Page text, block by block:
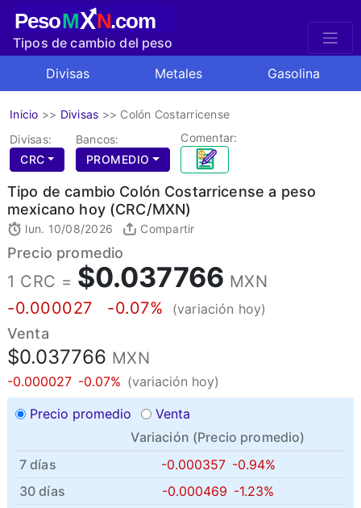
PesoMXN.com
Tipos de cambio del peso
Divisas Metales Gasolina
Inicio >> Divisas >> Colón Costarricense
Divisas:
CRC
Bancos:
PROMEDIO
Comentar:
Tipo de cambio Colón Costarricense a peso
mexicano hoy (CRC/MXN)
lun. 10/08/2026 Compartir
Precio promedio
1 CRC = $0.037766 MXN
-0.000027
-0.07% (variación hoy)
Venta
$0.037766 MXN
-0.000027 -0.07% (variación hoy)
Precio promedio
Venta
Variación (Precio promedio)
7 días
-0.000357 -0.94%
30 días
-0.000469 -1.23%